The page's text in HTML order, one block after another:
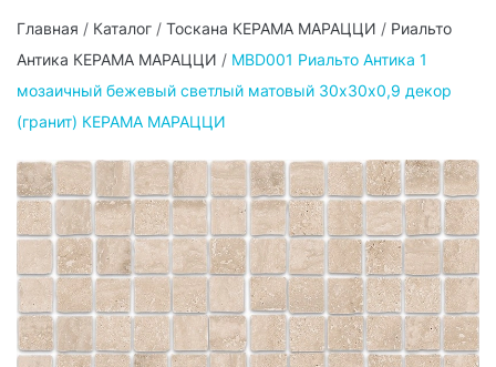
Главная / Каталог / Тоскана КЕРАМА МАРАЦЦИ / Риальто
Антика КЕРАМА МАРАЦЦИ / MBD001 Риальто Антика 1
мозаичный бежевый светлый матовый 30х30х0,9 декор
(гранит) КЕРАМА МАРАЦЦИ